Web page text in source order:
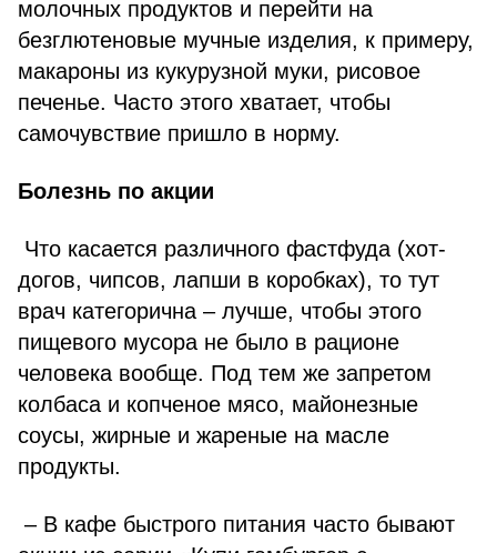
молочных продуктов и перейти на
безглютеновые мучные изделия, к примеру,
макароны из кукурузной муки, рисовое
печенье. Часто этого хватает, чтобы
самочувствие пришло в норму.
Болезнь по акции
Что касается различного фастфуда (хот-
догов, чипсов, лапши в коробках), то тут
врач категорична – лучше, чтобы этого
пищевого мусора не было в рационе
человека вообще. Под тем же запретом
колбаса и копченое мясо, майонезные
соусы, жирные и жареные на масле
продукты.
– В кафе быстрого питания часто бывают